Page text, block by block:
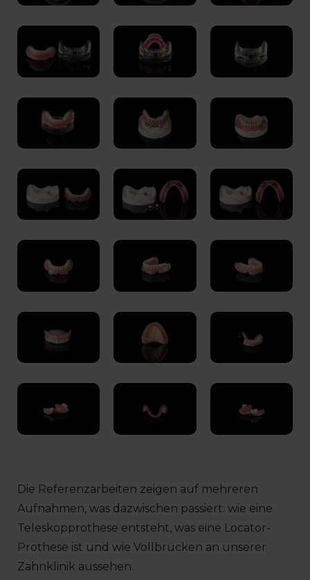
Die Referenzarbeiten zeigen auf mehreren
Aufnahmen, was dazwischen passiert: wie eine
Teleskopprothese entsteht, was eine Locator-
Prothese ist und wie Vollbrücken an unserer
Zahnklinik aussehen.